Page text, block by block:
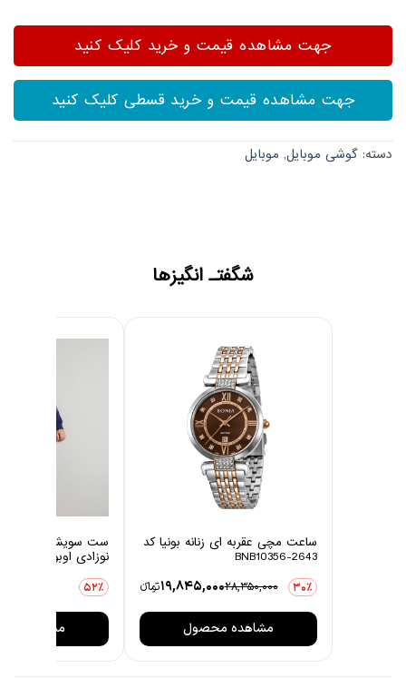
جهت مشاهده قیمت و خرید کلیک کنید
جهت مشاهده قیمت و خرید قسطی کلیک کنید
دسته: گوشی موبایل, موبایل
شگفتـ انگیزها
ساعت مچی عقربه ای زنانه بونیا کد
BNB10356-2643
30٪ 28,350,000
19,845,000تومانءء
مشاهده محصول
ست سویشرت و
نوزادی اوبوکو مدل
52٪
مشاهده